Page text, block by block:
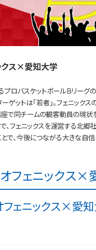
ス×愛知大学
ロバスケットボールＢリーグ
ゲットは「若者」。フェニ
で同チームの観客動員の現状
フェニックスを運営する北
で、今後につながる大きな自信
フェニックス×
フェニックス×愛